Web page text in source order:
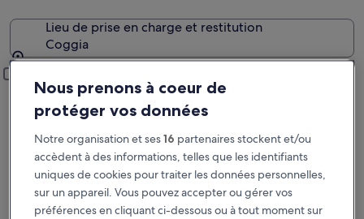
Lieu de prise en charge et restitution
Coggia
Lieu de prise en charge et restitution
Prise en charge
21 août
Prise en charge
Restitution
J’ai un code de réduction
Nous prenons à coeur de
protéger vos données
Notre organisation et ses16 partenaires stockent et/ou
accèdent à des informations, telles que les identifiants
uniques de cookies pour traiter les données personnelles,
sur un appareil. Vous pouvez accepter ou gérer vos
préférences en cliquant ci-dessous ou à tout moment sur